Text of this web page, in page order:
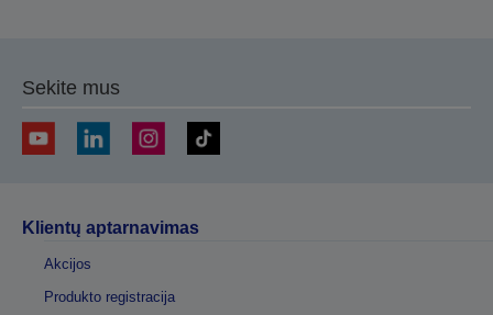
Sekite mus
Klientų aptarnavimas
Akcijos
Produkto registracija